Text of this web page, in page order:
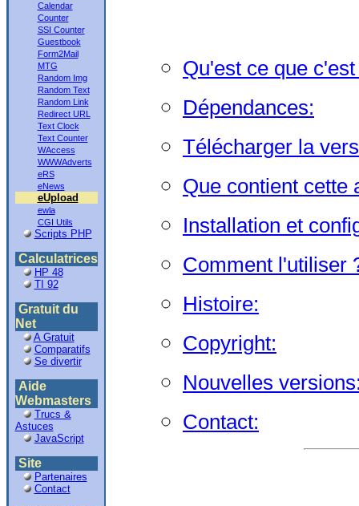
Calendar
Counter
SSI Counter
Guestbook
Form2Mail
MTG
Random Img
Random Text
Random Link
Redirect URL
Text Clock
Text Counter
WAccess
WWWAdverts
eRS
eNews
eUpload
ewla
CGI Utils
Scripts PHP
Calculatrices
HP 48
TI 92
Gratuit du
Net
A Gratuit
Comparatifs
Se divertir
Aide
Webmasters
Trucs &
Astuces
JavaScript
Site
Partenaires
Contact
Qu'est ce que
Dépendances:
Télécharger la
Que contient cette
Installation et
Comment l'utiliser
Histoire:
Copyright:
Nouvelles
Contact: